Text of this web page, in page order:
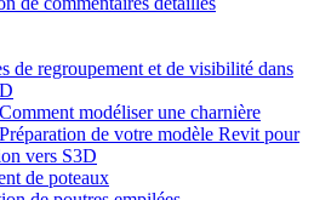
de regroupement et de visibilité dans
modéliser une charnière
de votre modèle Revit pour
vers S3D
de poteaux